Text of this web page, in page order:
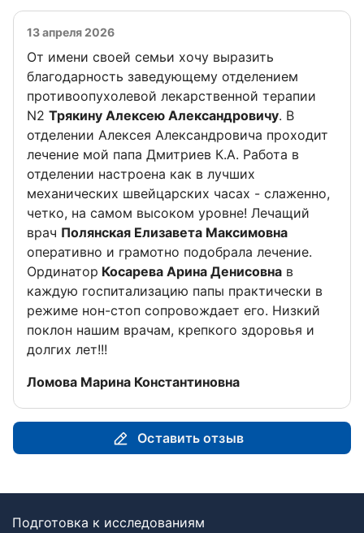
13 апреля 2026
От имени своей семьи хочу выразить
благодарность заведующему отделением
противоопухолевой лекарственной терапии
N2 Трякину Алексею Александровичу. В
отделении Алексея Александровича проходит
лечение мой папа Дмитриев К.А. Работа в
отделении настроена как в лучших
механических швейцарских часах - слаженно,
четко, на самом высоком уровне! Лечащий
врач Полянская Елизавета Максимовна
оперативно и грамотно подобрала лечение.
Ординатор Косарева Арина Денисовна в
каждую госпитализацию папы практически в
режиме нон-стоп сопровождает его. Низкий
поклон нашим врачам, крепкого здоровья и
долгих лет!!!
Отзыв от
Ломова Марина Константиновна
Оставить отзыв
Подготовка к исследованиям